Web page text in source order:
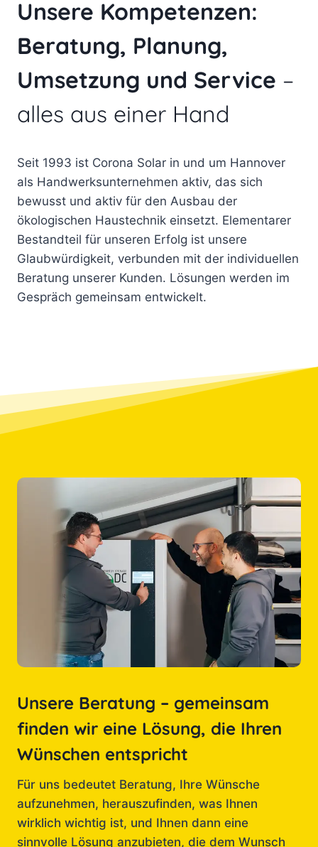
Unsere Kompetenzen:
Beratung, Planung,
Umsetzung und Service –
alles aus einer Hand
Seit 1993 ist Corona Solar in und um Hannover
als Handwerksunternehmen aktiv, das sich
bewusst und aktiv für den Ausbau der
ökologischen Haustechnik einsetzt. Elementarer
Bestandteil für unseren Erfolg ist unsere
Glaubwürdigkeit, verbunden mit der individuellen
Beratung unserer Kunden. Lösungen werden im
Gespräch gemeinsam entwickelt.
Unsere Beratung – gemeinsam
finden wir eine Lösung, die Ihren
Wünschen entspricht
Für uns bedeutet Beratung, Ihre Wünsche
aufzunehmen, herauszufinden, was Ihnen
wirklich wichtig ist, und Ihnen dann eine
sinnvolle Lösung anzubieten, die dem Wunsch